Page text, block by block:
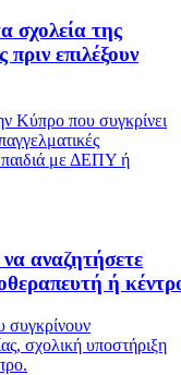
σχολεία της
επιλέξουν
Κύπρο που συγκρίνει
παιδιά με ΔΕΠΥ ή
αναζητήσετε
ή
συγκρίνουν
σχολική υποστήριξη